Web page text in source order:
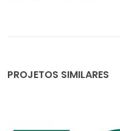
PROJETOS SIMILARES